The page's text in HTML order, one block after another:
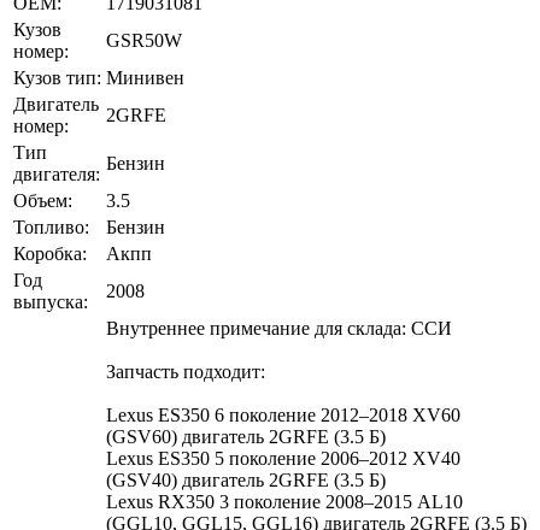
Кузов
номер:
GSR50W
Кузов тип: Минивен
Двигатель
номер:
2GRFE
Тип
двигателя:
Бензин
Объем:
3.5
Топливо:
Бензин
Коробка:
Акпп
Год
выпуска:
2008
Внутреннее примечание для склада: ССИ
Запчасть подходит:
Lexus ES350 6 поколение 2012–2018 XV60
(GSV60) двигатель 2GRFE (3.5 Б)
Lexus ES350 5 поколение 2006–2012 XV40
(GSV40) двигатель 2GRFE (3.5 Б)
Lexus RX350 3 поколение 2008–2015 AL10
(GGL10, GGL15, GGL16) двигатель 2GRFE (3.5 Б)